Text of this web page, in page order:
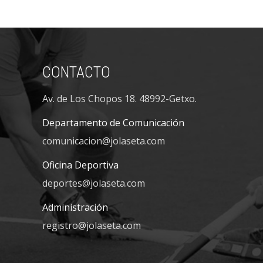
CONTACTO
Av. de Los Chopos 18. 48992-Getxo.
Departamento de Comunicación
comunicacion@jolaseta.com
Oficina Deportiva
deportes@jolaseta.com
Administración
registro@jolaseta.com